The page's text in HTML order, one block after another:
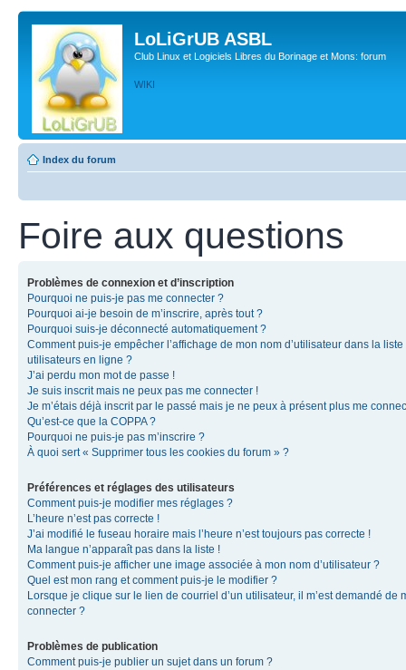
LoLiGrUB ASBL
Club Linux et Logiciels Libres du Borinage et Mons: forum
WIKI
Index du forum
Foire aux questions
Problèmes de connexion et d’inscription
Pourquoi ne puis-je pas me connecter ?
Pourquoi ai-je besoin de m’inscrire, après tout ?
Pourquoi suis-je déconnecté automatiquement ?
Comment puis-je empêcher l’affichage de mon nom d’utilisateur dans la liste
utilisateurs en ligne ?
J’ai perdu mon mot de passe !
Je suis inscrit mais ne peux pas me connecter !
Je m’étais déjà inscrit par le passé mais je ne peux à présent plus me
Qu’est-ce que la COPPA ?
Pourquoi ne puis-je pas m’inscrire ?
À quoi sert « Supprimer tous les cookies du forum » ?
Préférences et réglages des utilisateurs
Comment puis-je modifier mes réglages ?
L’heure n’est pas correcte !
J’ai modifié le fuseau horaire mais l’heure n’est toujours pas correcte !
Ma langue n’apparaît pas dans la liste !
Comment puis-je afficher une image associée à mon nom d’utilisateur ?
Quel est mon rang et comment puis-je le modifier ?
Lorsque je clique sur le lien de courriel d’un utilisateur, il m’est demandé de
connecter ?
Problèmes de publication
Comment puis-je publier un sujet dans un forum ?